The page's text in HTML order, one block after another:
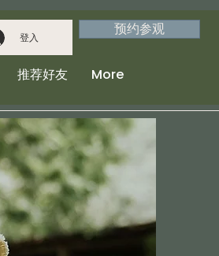
登入 预约参观
推荐好友 More